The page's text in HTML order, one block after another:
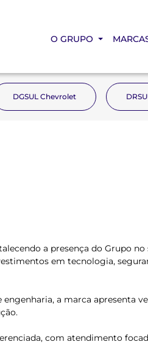
O GRUPO
DGSUL Chevrolet
a presença do Grupo
em tecnologia,
a marca apresenta
com atendimento